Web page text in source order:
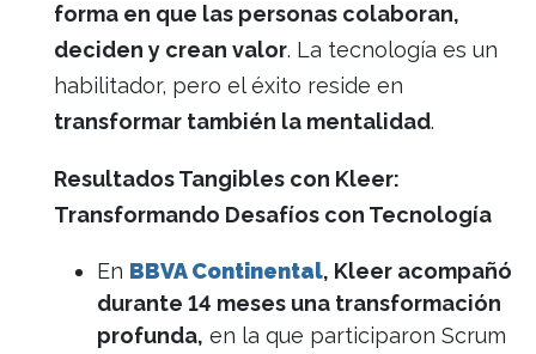
forma en que las personas colaboran,
deciden y crean valor. La tecnología es un
habilitador, pero el éxito reside en
transformar también la mentalidad.
Resultados Tangibles con Kleer:
Transformando Desafíos con Tecnología
En BBVA Continental, Kleer acompañó
durante 14 meses una transformación
profunda, en la que participaron Scrum